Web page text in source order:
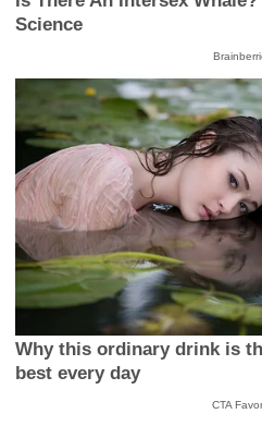
Science
Why this ordinary drink is
best every day
CTA